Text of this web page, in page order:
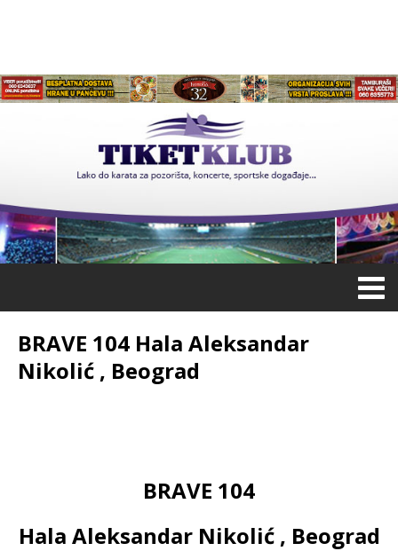
BRAVE 104 Hala Aleksandar
Nikolić , Beograd
BRAVE 104
Hala Aleksandar Nikolić , Beograd